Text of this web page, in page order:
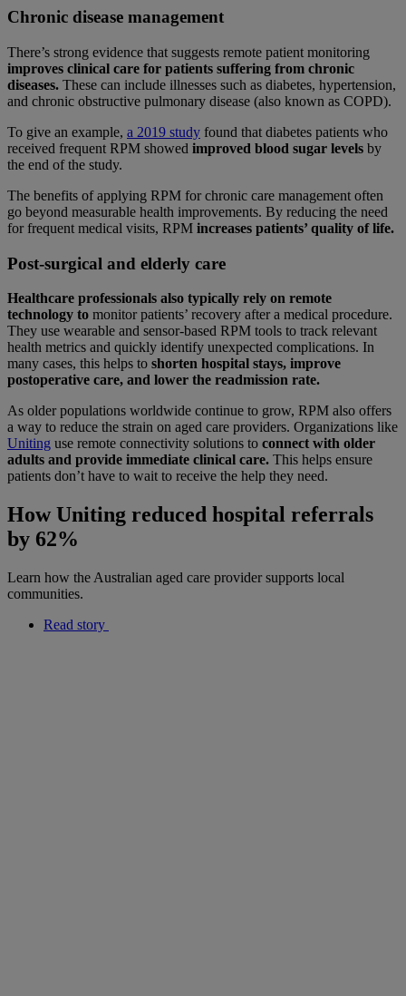
Chronic disease management
There’s strong evidence that suggests remote patient monitoring
improves clinical care for patients suffering from chronic
diseases. These can include illnesses such as diabetes, hypertension,
and chronic obstructive pulmonary disease (also known as COPD).
To give an example, a 2019 study found that diabetes patients who
received frequent RPM showed improved blood sugar levels by
the end of the study.
The benefits of applying RPM for chronic care management often
go beyond measurable health improvements. By reducing the need
for frequent medical visits, RPM increases patients’ quality of life.
Post-surgical and elderly care
Healthcare professionals also typically rely on remote
technology to monitor patients’ recovery after a medical procedure.
They use wearable and sensor-based RPM tools to track relevant
health metrics and quickly identify unexpected complications. In
many cases, this helps to shorten hospital stays, improve
postoperative care, and lower the readmission rate.
As older populations worldwide continue to grow, RPM also offers
a way to reduce the strain on aged care providers. Organizations like
Uniting use remote connectivity solutions to connect with older
adults and provide immediate clinical care. This helps ensure
patients don’t have to wait to receive the help they need.
How Uniting reduced hospital referrals
by 62%
Learn how the Australian aged care provider supports local
communities.
Read story